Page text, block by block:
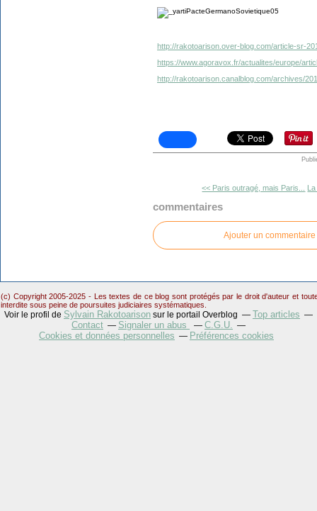
http://rakotoarison.over-blog.com/article-sr-
https://www.agoravox.fr/actualites/europe/
http://rakotoarison.canalblog.com/archives/
<< Paris outragé, mais Paris...
commentaires
Ajouter un commentaire
(c) Copyright 2005-2025 - Les textes de ce blog sont protégés par le droit d'auteur et
interdite sous peine de poursuites judiciaires systématiques.
Voir le profil de Sylvain Rakotoarison sur le portail Overblog
Top articles
Contact
Signaler un abus
C.G.U.
Cookies et données personnelles
Préférences cookies